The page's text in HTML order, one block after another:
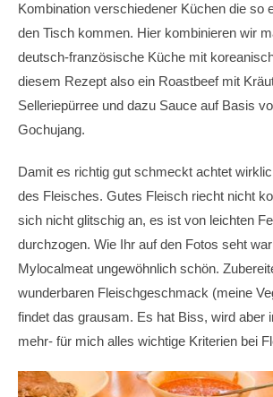
Kombination verschiedener Küchen die so
den Tisch kommen. Hier kombinieren wir
deutsch-französische Küche mit
diesem Rezept also ein Roastbeef mit
Selleriepürree und dazu Sauce auf Basis
Gochujang.
Damit es richtig gut schmeckt achtet
des Fleisches. Gutes Fleisch riecht nicht
sich nicht glitschig an, es ist von leichten
durchzogen. Wie Ihr auf den Fotos seht
Mylocalmeat ungewöhnlich schön.
wunderbaren Fleischgeschmack (meine
findet das grausam. Es hat Biss, wird aber
mehr- für mich alles wichtige Kriterien bei